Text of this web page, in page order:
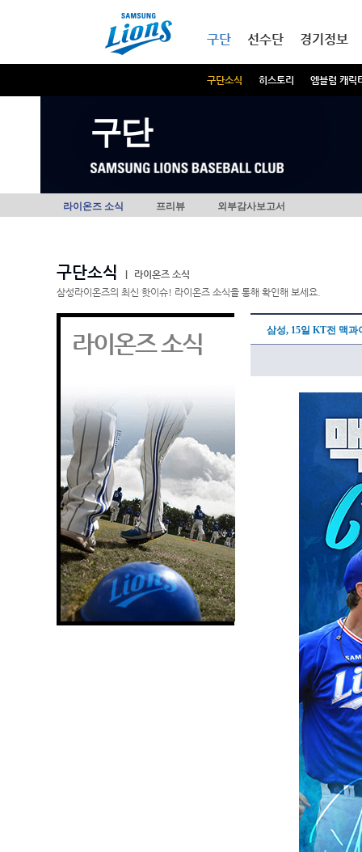
구단
구단소식 히스토리 엠블럼 캐릭
선수단 경기정보
구단
라이온즈 소식 프리뷰 외부감사보고서
구단소식
라이온즈 소식
삼성라이온즈의 최신 핫이슈! 라이온즈 소식을 통해 확인해 보세요.
라이온즈 소식 삼성, 15일 KT전 맥과